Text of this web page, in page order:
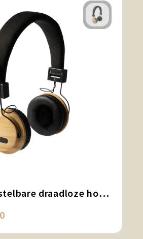
TANGO verstelbare draadloze hoofdtelefoon